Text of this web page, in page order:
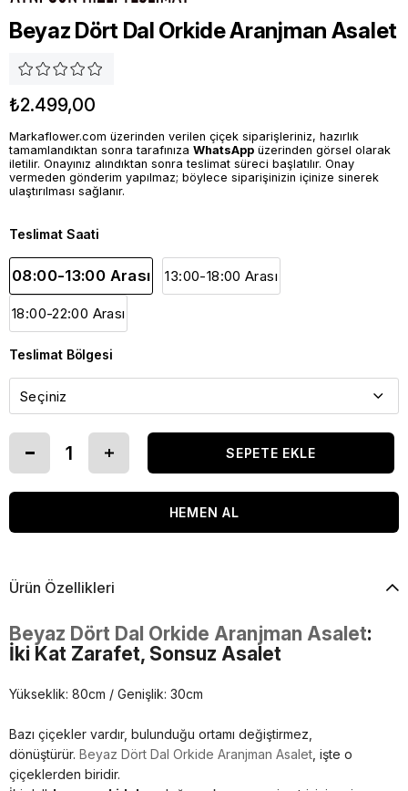
Beyaz Dört Dal Orkide Aranjman Asalet
₺2.499,00
Markaflower.com üzerinden verilen çiçek siparişleriniz, hazırlık
tamamlandıktan sonra tarafınıza WhatsApp üzerinden görsel olarak
iletilir. Onayınız alındıktan sonra teslimat süreci başlatılır. Onay
vermeden gönderim yapılmaz; böylece siparişinizin içinize sinerek
ulaştırılması sağlanır.
Teslimat Saati
08:00-13:00 Arası 13:00-18:00 Arası
18:00-22:00 Arası
Teslimat Bölgesi
Ürün Özellikleri
Beyaz Dört Dal Orkide Aranjman Asalet:
İki Kat Zarafet, Sonsuz Asalet
Yükseklik: 80cm / Genişlik: 30cm
Bazı çiçekler vardır, bulunduğu ortamı değiştirmez,
dönüştürür. Beyaz Dört Dal Orkide Aranjman Asalet , işte o
çiçeklerden biridir.